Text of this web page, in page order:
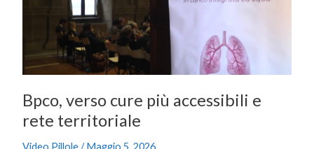
Bpco, verso cure più accessibili e
rete territoriale
Video Pillole/Maggio 5, 2026
territoriale